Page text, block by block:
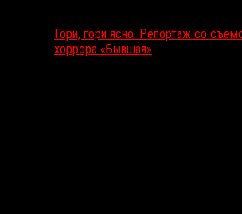
Гори, гори ясно: Репортаж со
хоррора «Бывшая»